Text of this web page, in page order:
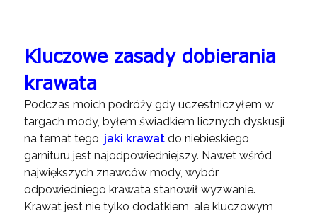
Kluczowe zasady dobierania
krawata
Podczas moich podróży gdy uczestniczyłem w
targach mody, byłem świadkiem licznych dyskusji
na temat tego, jaki krawatdo niebieskiego
garnituru jest najodpowiedniejszy. Nawet wśród
największych znawców mody, wybór
odpowiedniego krawata stanowił wyzwanie.
Krawat jest nie tylko dodatkiem, ale kluczowym